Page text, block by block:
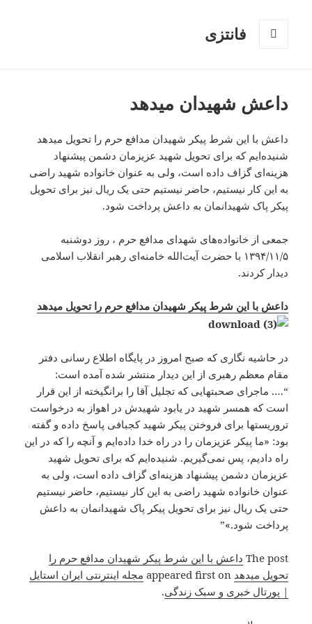
فانتزی
داعش شهیدان میدهد
داعش با این شرط پیکر شهیدان مدافع حرم را تحویل میدهد
شنیده‌ایم که برای تحویل شهید عزیزمان دشمن پیشنهاد
هزینه‌ای گزاف داده است، ولی به عنوان خانواده شهید راضی
به این کار نیستیم، حاضر نیستیم حتی یک ریال نیز برای تحویل
پیکر پاک شهیدانمان به داعش پرداخت شود.
جمعی از خانواده‌های شهدای مدافع حرم ، روز دوشنبه
۱۳۹۴/۱۱/۵ با حضرت آیت‌الله خامنه‌ای رهبر انقلاب اسلامی
دیدار کردند.
داعش با این شرط پیکر شهیدان مدافع حرم را تحویل میدهد
در حاشیه نگاری که صبح امروز در پایگاه اطلاع رسانی دفتر
مقام معظم رهبری از این دیدار منتشر شده آمده است:
“…. ماجرای صحبتهایی که تجلیل آقا را برانگیخته از این قرار
است که همسر شهید در یابود شهیدش در اهواز به درخواست
تروریست‎ها برای فروختن پیکر شهید کجبافی پاسخ داده و گفته
بود: «ما پیکر عزیزمان را در راه خدا داده‌ایم و آنچه را که در این
راه دادیم، پس نمی‌گیریم. شنیده‌ایم که برای تحویل شهید
عزیزمان دشمن پیشنهاد هزینه‌ای گزاف داده است، ولی به
عنوان خانواده شهید راضی به این کار نیستیم، حاضر نیستیم
حتی یک ریال نیز برای تحویل پیکر پاک شهیدانمان به داعش
پرداخت شود.»‎”
The post داعش با این شرط پیکر شهیدان مدافع حرم را
تحویل میدهد appeared first on
مجله اینترنتی ایران استایل
| پورتال خبری و سبک زندگی.